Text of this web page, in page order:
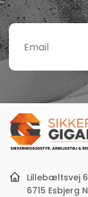
Email
Lillebæltsvej
6715 Esbjerg